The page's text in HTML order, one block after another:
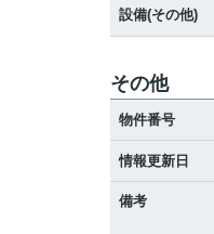
設備(その他)
その他
物件番号
情報更新日
備考